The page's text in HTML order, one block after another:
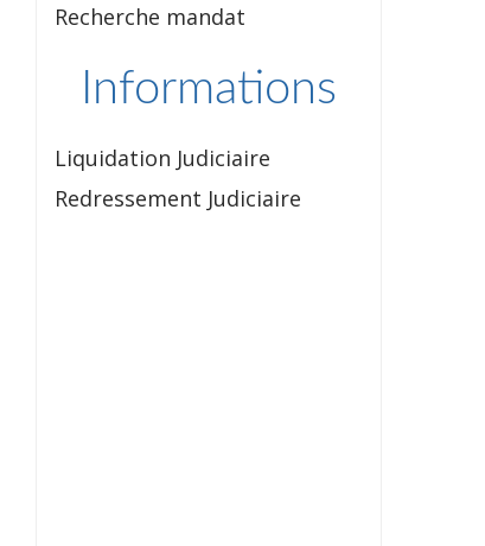
Recherche mandat
Informations
Liquidation Judiciaire
Redressement Judiciaire